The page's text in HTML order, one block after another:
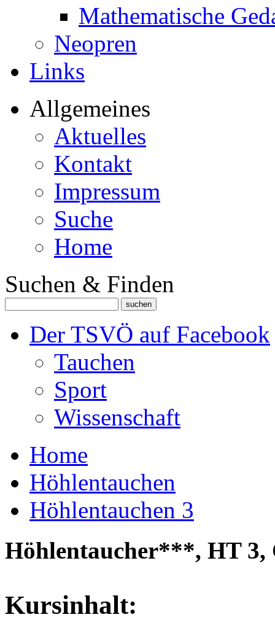
Mathematische
Neopren
Links
Allgemeines
Aktuelles
Kontakt
Impressum
Suche
Home
Suchen & Finden
Der TSVÖ auf Facebook
Tauchen
Sport
Wissenschaft
Home
Höhlentauchen
Höhlentauchen 3
Höhlentaucher***, HT 3,
Kursinhalt: